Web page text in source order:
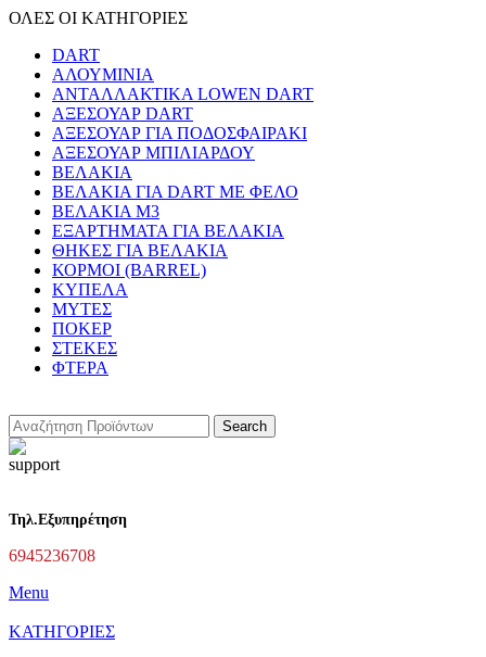
ΟΛΕΣ ΟΙ ΚΑΤΗΓΟΡΙΕΣ
DART
ΑΛΟΥΜΙΝΙΑ
ΑΝΤΑΛΛΑΚΤΙΚΑ LOWEN DART
ΑΞΕΣΟΥΑΡ DART
ΑΞΕΣΟΥΑΡ ΓΙΑ ΠΟΔΟΣΦΑΙΡΑΚΙ
ΑΞΕΣΟΥΑΡ ΜΠΙΛΙΑΡΔΟΥ
ΒΕΛΑΚΙΑ
ΒΕΛΑΚΙΑ ΓΙΑ DART ΜΕ ΦΕΛΟ
ΒΕΛΑΚΙΑ Μ3
ΕΞΑΡΤΗΜΑΤΑ ΓΙΑ ΒΕΛΑΚΙΑ
ΘΗΚΕΣ ΓΙΑ ΒΕΛΑΚΙΑ
ΚΟΡΜΟΙ (BARREL)
ΚΥΠΕΛΑ
ΜΥΤΕΣ
ΠΟΚΕΡ
ΣΤΕΚΕΣ
ΦΤΕΡΑ
Search
Τηλ.Εξυπηρέτηση
6945236708
Menu
ΚΑΤΗΓΟΡΙΕΣ